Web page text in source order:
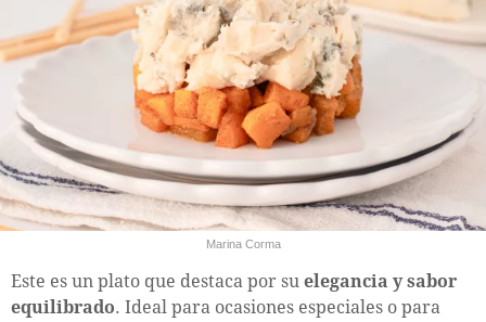
Marina Corma
Este es un plato que destaca por su elegancia y sabor
equilibrado. Ideal para ocasiones especiales o para